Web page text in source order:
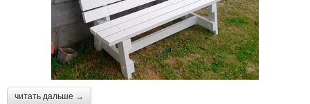
читать дальше →